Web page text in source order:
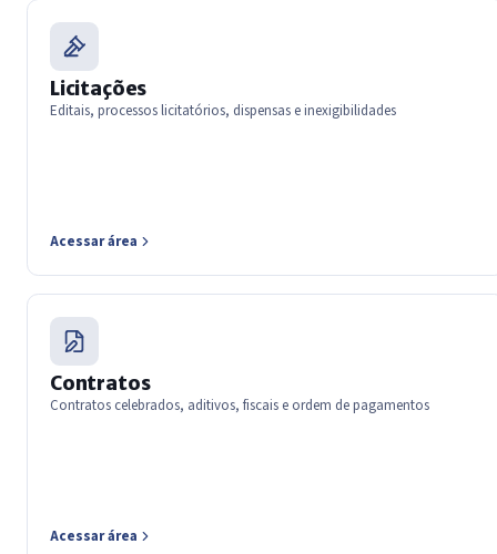
Licitações
Editais, processos licitatórios, dispensas e inexigibilidades
Acessar área
Contratos
Contratos celebrados, aditivos, fiscais e ordem de pagamentos
Acessar área